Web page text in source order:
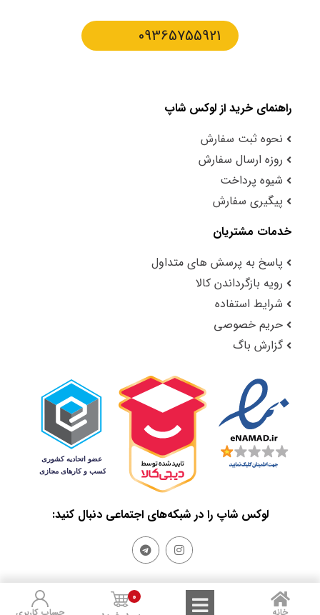
09365755921
راهنمای خرید از لوکس شاپ
نحوه ثبت سفارش
روزه ارسال سفارش
شیوه پرداخت
پیگیری سفارش
خدمات مشتریان
پاسخ به پرسش های متداول
رویه بازگرداندن کالا
شرایط استفاده
حریم خصوصی
گزارش باگ
لوکس شاپ را در شبکه‌های اجتماعی دنبال کنید:
Privacy Policy
Terms of Use
Sales and Refunds
0